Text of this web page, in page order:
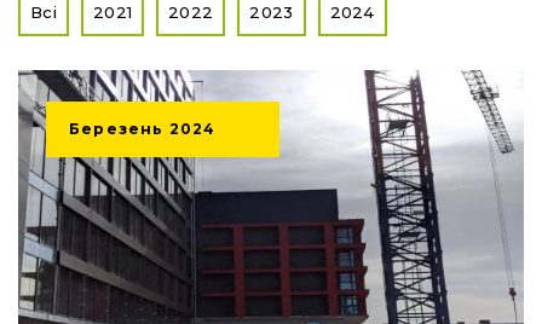
Всі 2021 2022 2023 2024
Березень 2024